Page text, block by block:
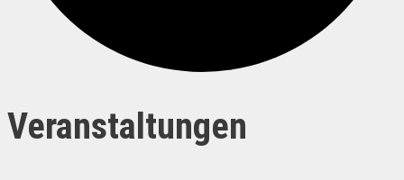
Veranstaltungen